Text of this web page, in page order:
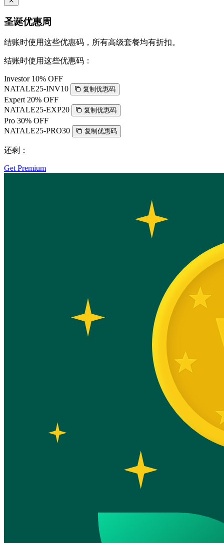
圣诞优惠周
结账时使用这些优惠码，所有高级套餐均有折扣。
结账时使用这些优惠码：
Investor 10% OFF
NATALE25-INV10
复制优惠码
Expert 20% OFF
NATALE25-EXP20
复制优惠码
Pro 30% OFF
NATALE25-PRO30
复制优惠码
还剩：
Get Premium